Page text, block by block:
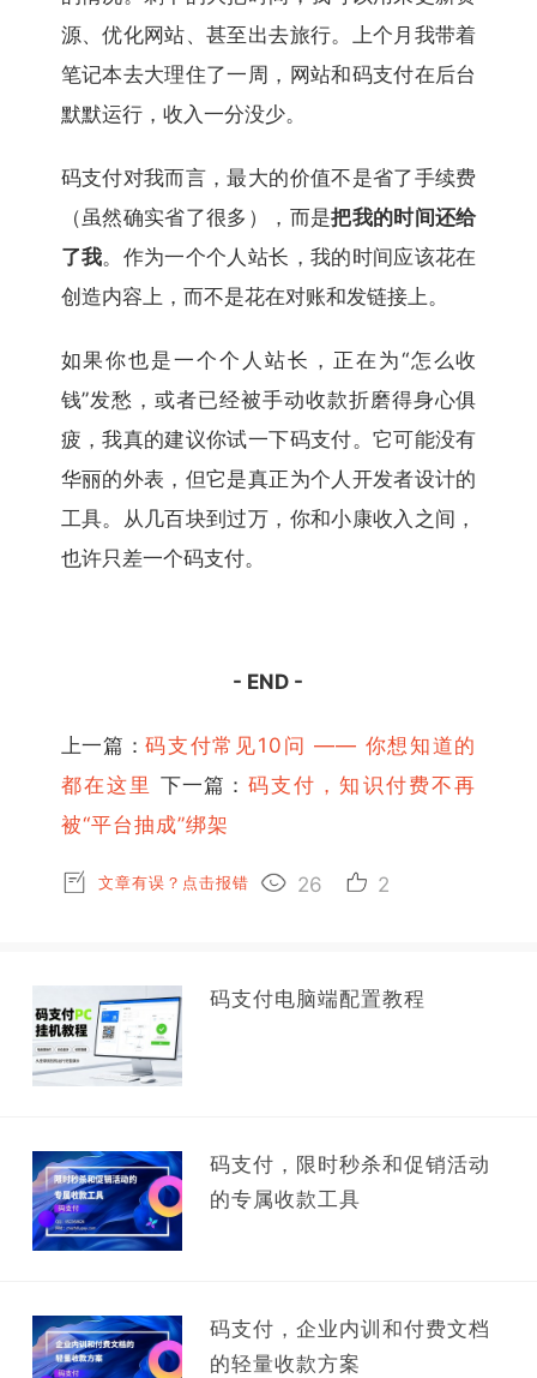
源、优化网站、甚至出去旅行。上个月我带着
笔记本去大理住了一周，网站和码支付在后台
默默运行，收入一分没少。
码支付对我而言，最大的价值不是省了手续费
（虽然确实省了很多），而是把我的时间还给
了我。作为一个个人站长，我的时间应该花在
创造内容上，而不是花在对账和发链接上。
如果你也是一个个人站长，正在为“怎么收
钱”发愁，或者已经被手动收款折磨得身心俱
疲，我真的建议你试一下码支付。它可能没有
华丽的外表，但它是真正为个人开发者设计的
工具。从几百块到过万，你和小康收入之间，
也许只差一个码支付。
- END -
上一篇：码支付常见10问 —— 你想知道的
都在这里 下一篇： 码支付，知识付费不再
被“平台抽成”绑架
文章有误？点击报错 26 2
码支付电脑端配置教程
码支付，限时秒杀和促销活动
的专属收款工具
码支付，企业内训和付费文档
的轻量收款方案